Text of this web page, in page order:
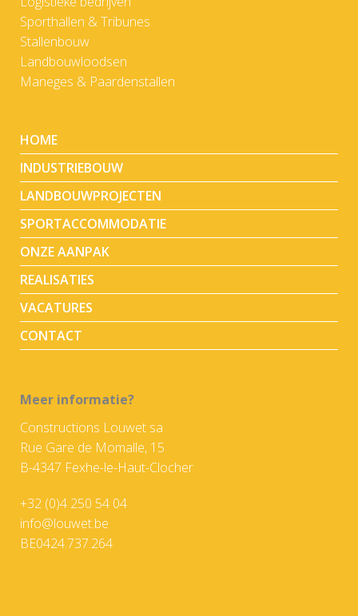
Sporthallen & Tribunes
Stallenbouw
Landbouwloodsen
Maneges & Paardenstallen
HOME
INDUSTRIEBOUW
LANDBOUWPROJECTEN
SPORTACCOMMODATIE
ONZE AANPAK
REALISATIES
VACATURES
CONTACT
Meer informatie?
Constructions Louwet sa
Rue Gare de Momalle, 15
B-4347 Fexhe-le-Haut-Clocher
+32 (0)4 250 54 04
info@louwet.be
BE0424.737.264